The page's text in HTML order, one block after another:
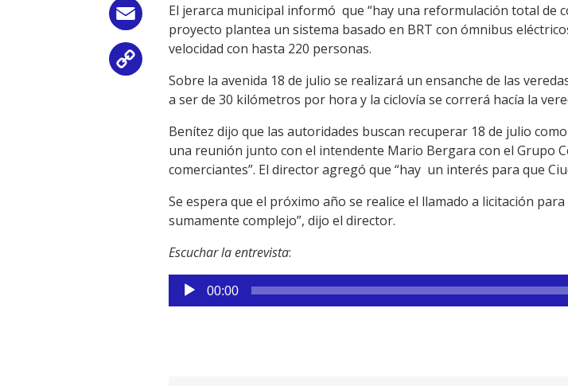
Email
Link
El jerarca municipal informó que “hay una reformulación total de
proyecto plantea un sistema basado en BRT con ómnibus
velocidad con hasta 220 personas.
Sobre la avenida 18 de julio se realizará un ensanche de las
a ser de 30 kilómetros por hora y la ciclovía se correrá hacía la
Benítez dijo que las autoridades buscan recuperar 18 de julio
una reunión junto con el intendente Mario Bergara con el Grupo
comerciantes”. El director agregó que “hay un interés para que
Se espera que el próximo año se realice el llamado a licitación
sumamente complejo”, dijo el director.
Escuchar la entrevista:
Reproductor
de
00:00